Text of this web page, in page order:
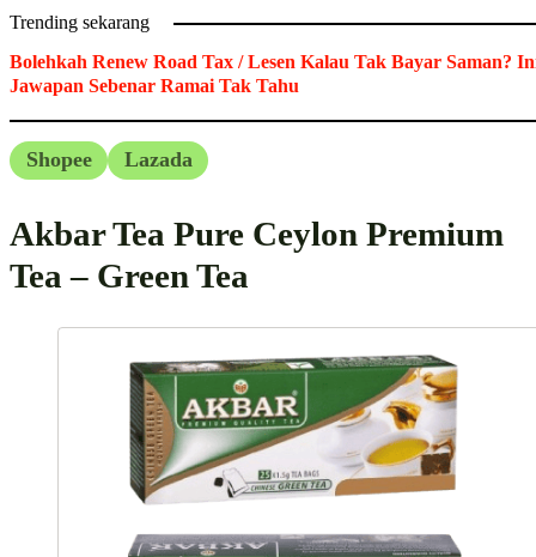
Trending sekarang
Bolehkah Renew Road Tax / Lesen Kalau Tak Bayar Saman?
Jawapan Sebenar Ramai Tak Tahu
Shopee Lazada
Akbar Tea Pure Ceylon Premium
Tea – Green Tea